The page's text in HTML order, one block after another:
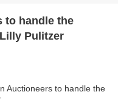
to handle the
Pulitzer